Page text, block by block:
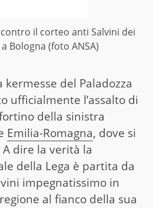
il corteo anti Salvini dei
Bologna (foto ANSA)
kermesse del Paladozza
ufficialmente l’assalto di
della sinistra
Emilia-Romagna, dove si
dire la verità la
della Lega è partita da
impegnatissimo in
al fianco della sua